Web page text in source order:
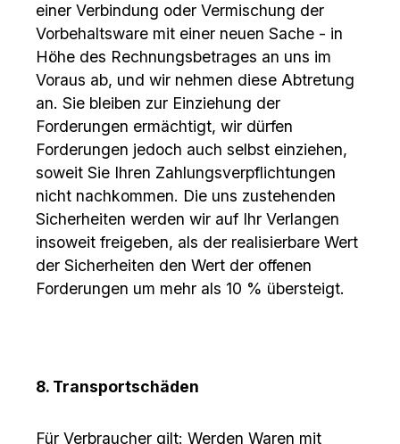
einer Verbindung oder Vermischung der
Vorbehaltsware mit einer neuen Sache - in
Höhe des Rechnungsbetrages an uns im
Voraus ab, und wir nehmen diese Abtretung
an. Sie bleiben zur Einziehung der
Forderungen ermächtigt, wir dürfen
Forderungen jedoch auch selbst einziehen,
soweit Sie Ihren Zahlungsverpflichtungen
nicht nachkommen. Die uns zustehenden
Sicherheiten werden wir auf Ihr Verlangen
insoweit freigeben, als der realisierbare Wert
der Sicherheiten den Wert der offenen
Forderungen um mehr als 10 % übersteigt.
8. Transportschäden
Für Verbraucher gilt: Werden Waren mit